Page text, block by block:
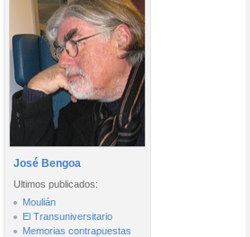
José Bengoa
Ultimos publicados:
Moulián
El Transuniversitario
Memorias contrapuestas